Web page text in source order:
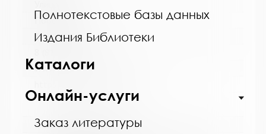
Полнотекстовые базы данных
Издания Библиотеки
Каталоги
Онлайн-услуги
Заказ литературы
Победы, 7
Телефон:
www:
Название библиотеки: